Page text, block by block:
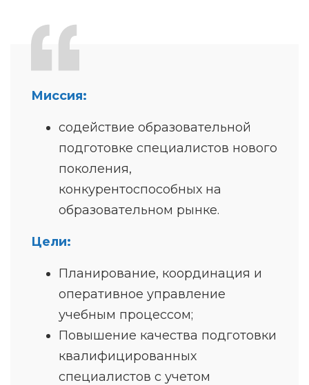
Миссия:
содействие образовательной
подготовке специалистов нового
поколения,
конкурентоспособных на
образовательном рынке.
Цели:
Планирование, координация и
оперативное управление
учебным процессом;
Повышение качества подготовки
квалифицированных
специалистов с учетом